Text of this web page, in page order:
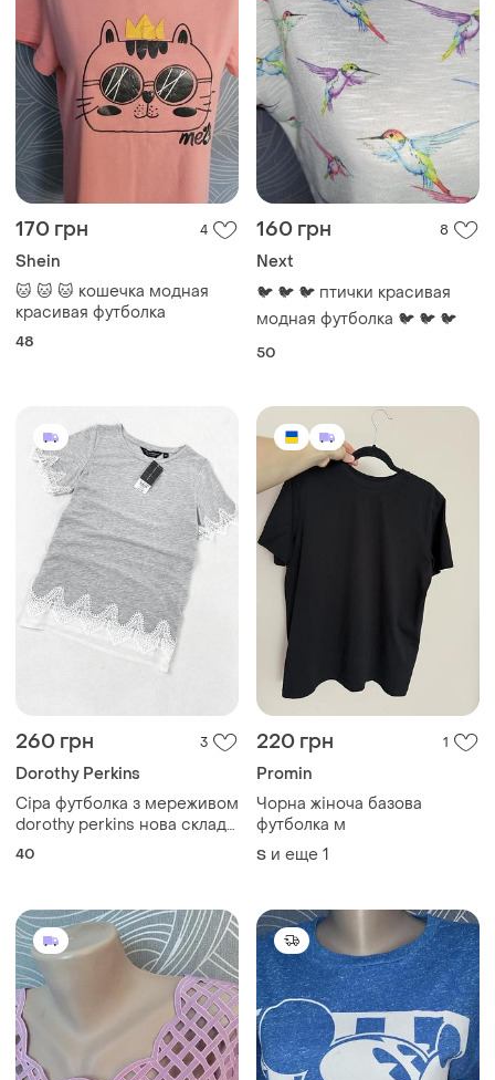
170 грн 4
Shein
🐱 🐱 🐱 кошечка модная
красивая футболка
48
160 грн 8
Next
🐦 🐦 🐦 птички красивая
модная футболка 🐦 🐦 🐦
50
260 грн 3
Dorothy Perkins
Сіра футболка з мереживом
dorothy perkins нова склад
68% поліестер 32% віскоза
40
220 грн 1
Promin
Чорна жіноча базова
футболка м
S и еще 1